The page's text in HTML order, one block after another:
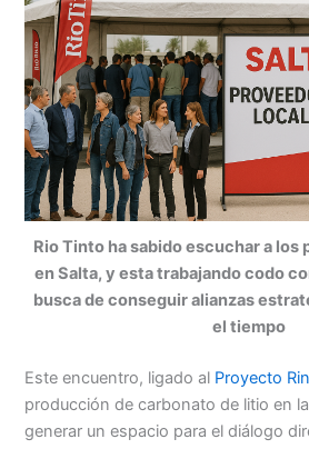
Rio Tinto ha sabido escuchar a
en Salta, y esta trabajando codo
busca de conseguir alianzas
el tiempo
Este encuentro, ligado al Proyecto
producción de carbonato de litio en
generar un espacio para el diálogo